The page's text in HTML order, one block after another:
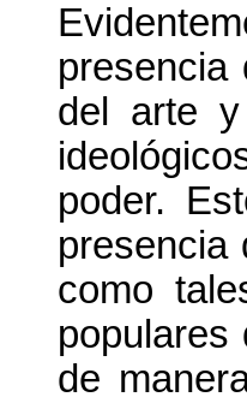
presencia
del arte
poder.
presencia
como
de